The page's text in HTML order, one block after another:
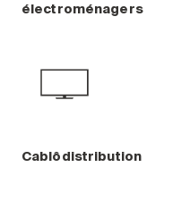
électroménagers
Cablôdistribution